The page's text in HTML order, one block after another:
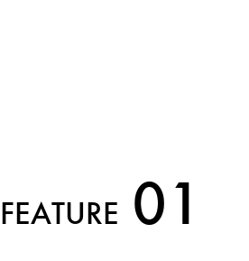
FEATURE